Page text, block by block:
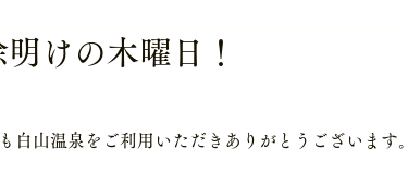
けの木曜日！
白山温泉をご利用いただきありがとうございます。